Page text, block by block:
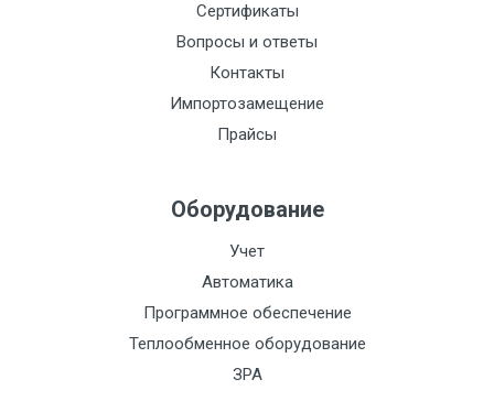
Номинальное
давление:
Стоимость поверки:
1930
t, С:
Сталь:
Токовый выход:
Импульсный выход:
Индикация:
Сертификаты
Вопросы и ответы
Контакты
Импортозамещение
Прайсы
Оборудование
Учет
Автоматика
Программное обеспечение
Теплообменное оборудование
ЗРА